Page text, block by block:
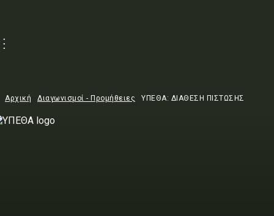
Αρχική Διαγωνισμοί - Προμήθειες ΥΠΕΘΑ: ΔΙΑΘΕΣΗ ΠΙΣΤΩΣΗΣ